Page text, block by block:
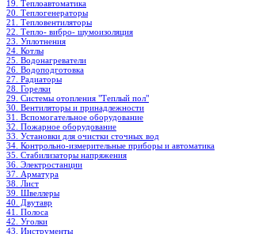
19. Теплоавтоматика
20. Теплогенераторы
21. Тепловентиляторы
22. Тепло- вибро- шумоизоляция
23. Уплотнения
24. Котлы
25. Водонагреватели
26. Водоподготовка
27. Радиаторы
28. Горелки
29. Системы отопления "Теплый пол"
30. Вентиляторы и принадлежности
31. Вспомогательное оборудование
32. Пожарное оборудование
33. Установки для очистки сточных вод
34. Контрольно-измерительные приборы и автоматика
35. Стабилизаторы напряжения
36. Электростанции
37. Арматура
38. Лист
39. Швеллеры
40. Двутавр
41. Полоса
42. Уголки
43. Инструменты